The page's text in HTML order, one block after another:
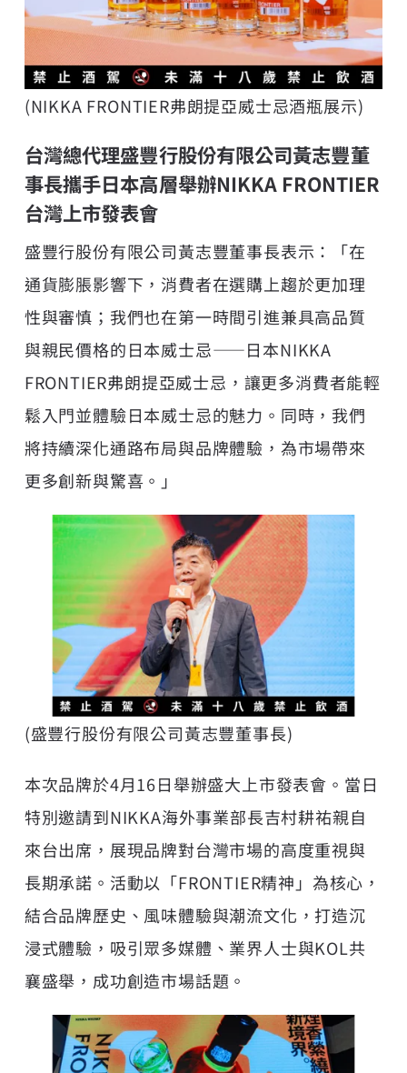
(NIKKA FRONTIER弗朗提亞威士忌酒瓶展示)
台灣總代理盛豐行股份有限公司黃志豐董
事長攜手日本高層舉辦NIKKA FRONTIER
台灣上市發表會
盛豐行股份有限公司黃志豐董事長表示：「在
通貨膨脹影響下，消費者在選購上趨於更加理
性與審慎；我們也在第一時間引進兼具高品質
與親民價格的日本威士忌——日本NIKKA
FRONTIER弗朗提亞威士忌，讓更多消費者能輕
鬆入門並體驗日本威士忌的魅力。同時，我們
將持續深化通路布局與品牌體驗，為市場帶來
更多創新與驚喜。」
(盛豐行股份有限公司黃志豐董事長)
本次品牌於4月16日舉辦盛大上市發表會。當日
特別邀請到NIKKA海外事業部長吉村耕祐親自
來台出席，展現品牌對台灣市場的高度重視與
長期承諾。活動以「FRONTIER精神」為核心，
結合品牌歷史、風味體驗與潮流文化，打造沉
浸式體驗，吸引眾多媒體、業界人士與KOL共
襄盛舉，成功創造市場話題。